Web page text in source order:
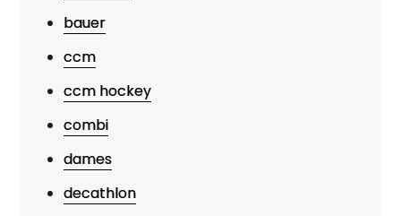
bauer
ccm
ccm hockey
combi
dames
decathlon